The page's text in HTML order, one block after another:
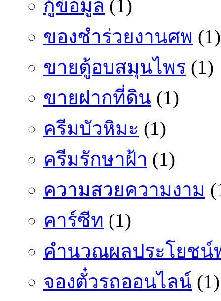
กู้ข้อมูล (1)
ของชำร่วยงานศพ (1)
ขายตู้อบสมุนไพร (1)
ขายฝากที่ดิน (1)
ครีมบัวหิมะ (1)
ครีมรักษาฝ้า (1)
ความสวยความงาม
คาร์ซีท (1)
คำนวณผลประโยชน์
จองตั๋วรถออนไลน์ (1)